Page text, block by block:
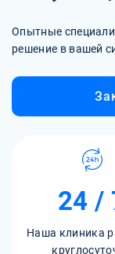
Опытные
решение в вашей
24 /
Наша клиника